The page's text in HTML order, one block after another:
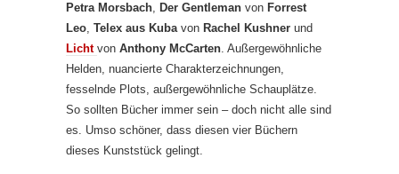
Petra Morsbach, Der Gentleman von Forrest
Leo, Telex aus Kubavon Rachel Kushner und
Licht von Anthony McCarten. Außergewöhnliche
Helden, nuancierte Charakterzeichnungen,
fesselnde Plots, außergewöhnliche Schauplätze.
So sollten Bücher immer sein – doch nicht alle sind
es. Umso schöner, dass diesen vier Büchern
dieses Kunststück gelingt.